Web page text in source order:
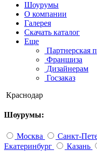
Шоурумы
О компании
Галерея
Скачать каталог
Еще
Партнерская
Франшиза
Дизайнерам
Госзаказ
Краснодар
Шоурумы:
Москва Санкт-
Екатеринбург
Казань